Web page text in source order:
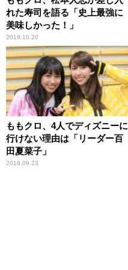
れた寿司を語る「史上最強に
美味しかった！」
2019.10.20
ももクロ、4人でディズニーに
行けない理由は「リーダー百
田夏菜子」
2018.09.23